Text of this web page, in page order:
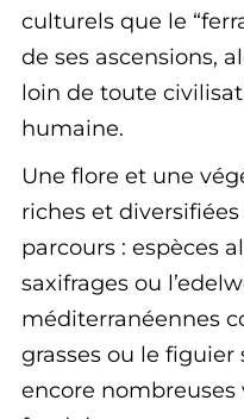
culturels que le
de ses ascensions,
loin de toute
humaine.
Une flore et une
riches et
parcours : espèces
saxifrages ou
méditerranéennes
grasses ou le
encore nombreuses